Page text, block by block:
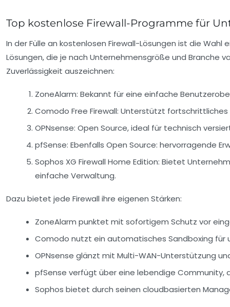
Top kostenlose Firewall-Programme für
In der Fülle an kostenlosen Firewall-Lösungen ist die
Lösungen, die je nach Unternehmensgröße und Branche
Zuverlässigkeit auszeichnen:
ZoneAlarm: Bekannt für eine einfache
Comodo Free Firewall: Unterstützt fortschrittliches
OPNsense: Open Source, ideal für technisch
pfSense: Ebenfalls Open Source: hervorragende
Sophos XG Firewall Home Edition: Bietet
einfache Verwaltung.
Dazu bietet jede Firewall ihre eigenen Stärken:
ZoneAlarm punktet mit sofortigem Schutz vor
Comodo nutzt ein automatisches Sandboxing für
OPNsense glänzt mit Multi-WAN-Unterstützung
pfSense verfügt über eine lebendige Community,
Sophos bietet durch seinen cloudbasierten